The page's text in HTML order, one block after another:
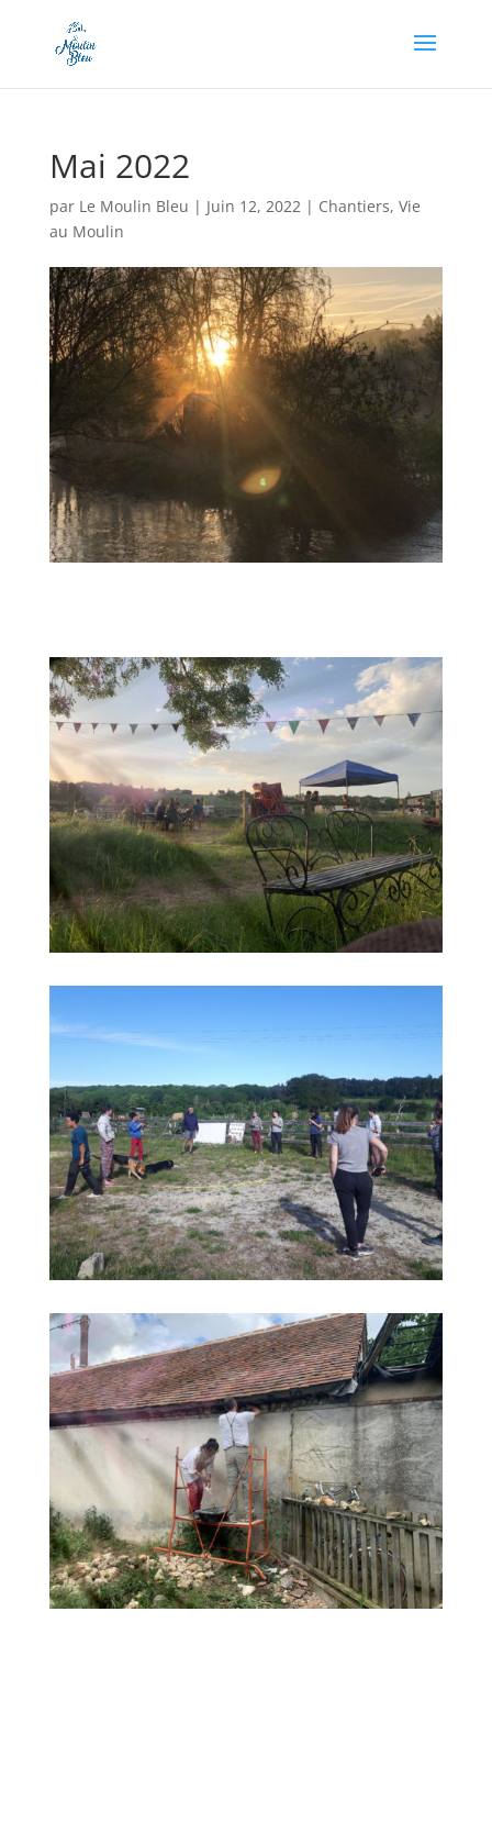
Mai 2022
par Le Moulin Bleu | Juin 12, 2022| Chantiers, Vie
au Moulin
Appel à dons en cours, soutenez-nous en cliquant